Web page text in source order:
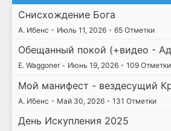
Снисхождение Бога
А. Ибенс • Июль 11, 2026 • 65 Отметки
Обещанный покой (+видео -
E. Waggoner • Июнь 19, 2026 • 109 Отметки
Мой манифест - вездесущий
А. Ибенс • Май 30, 2026 • 131 Отметки
День Искупления 2025